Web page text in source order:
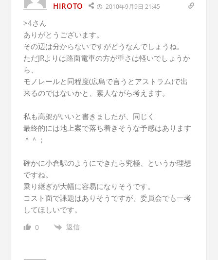
HIROTO 2010年9月9日 21:45
>4さん
ありがとうございます。
その辺は分からないですがどうなんでしょうね。
ただJRよりは路面電車の方が重さは軽いでしょうか
ら、
モノレールと同程度(広島で言うとアストラム)で出
来るのではないかと、素人ながら考えます。
私も高架がいいと書きましたが、同じく
最終的には地上案で落ち着きそうな予感はあります
＾＾；
確かに小倉駅のようにできたら究極、というか理想
ですね。
乗り継ぎが大幅に容易になりそうです。
コスト面で課題はありそうですが、委員会でも一考
してほしいです。
0 返信